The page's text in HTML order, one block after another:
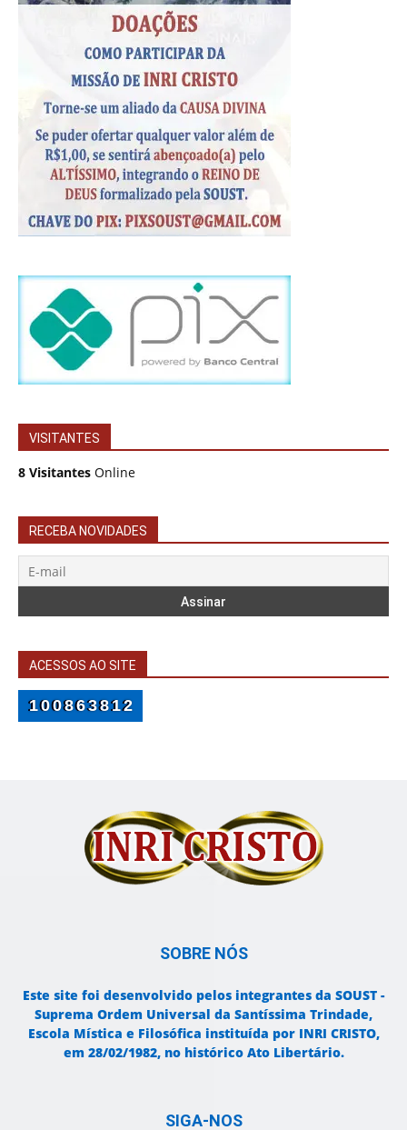
VISITANTES
8 Visitantes Online
RECEBA NOVIDADES
ACESSOS AO SITE
100863812
SOBRE NÓS
Este site foi desenvolvido pelos integrantes da SOUST -
Suprema Ordem Universal da Santíssima Trindade,
Escola Mística e Filosófica instituída por INRI CRISTO,
em 28/02/1982, no histórico Ato Libertário.
SIGA-NOS